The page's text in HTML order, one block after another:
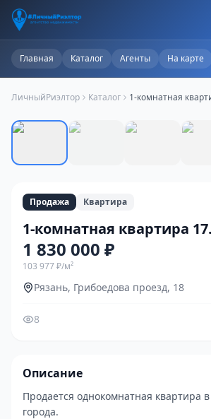
Главная Каталог Агенты На карте
ЛичныйРиэлтор Каталог 1-комнатная
Продажа Квартира
1-комнатная квартира
1 830 000 ₽
103 977 ₽/м²
Рязань, Грибоедова проезд, 18
8
Описание
Продaeтcя однокомнатная кваpтирa
города.